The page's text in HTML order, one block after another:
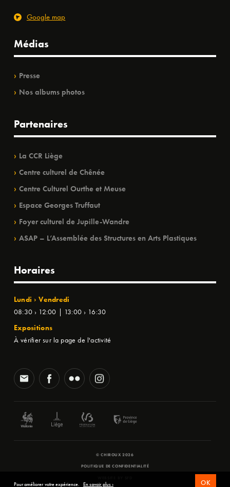
Google map
Médias
Presse
Nos albums photos
Partenaires
La CCR Liège
Centre culturel de Chênée
Centre Culturel Ourthe et Meuse
Espace Georges Truffaut
Foyer culturel de Jupille-Wandre
ASAP – L’Assemblée des Structures en Arts Plastiques
Horaires
Lundi › Vendredi
08:30 › 12:00 | 13:00 › 16:30
Expositions
À vérifier sur la page de l'activité
© CHIROUX 2026
POLITIQUE DE CONFIDENTIALITÉ
Pour améliorer votre expérience. En savoir plus › OK